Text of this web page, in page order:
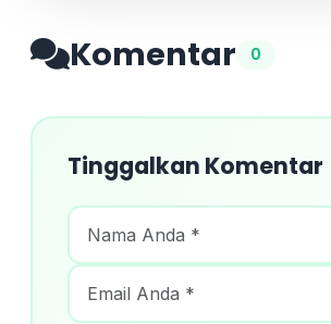
Komentar 0
Tinggalkan Komentar